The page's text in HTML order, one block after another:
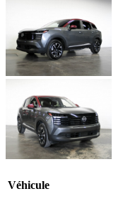
Véhicule